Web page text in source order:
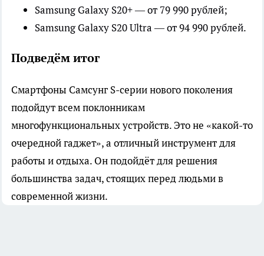
Samsung Galaxy S20+ — от 79 990 рублей;
Samsung Galaxy S20 Ultra — от 94 990 рублей.
Подведём итог
Смартфоны Самсунг S-серии нового поколения
подойдут всем поклонникам
многофункциональных устройств. Это не «какой-то
очередной гаджет», а отличный инструмент для
работы и отдыха. Он подойдёт для решения
большинства задач, стоящих перед людьми в
современной жизни.